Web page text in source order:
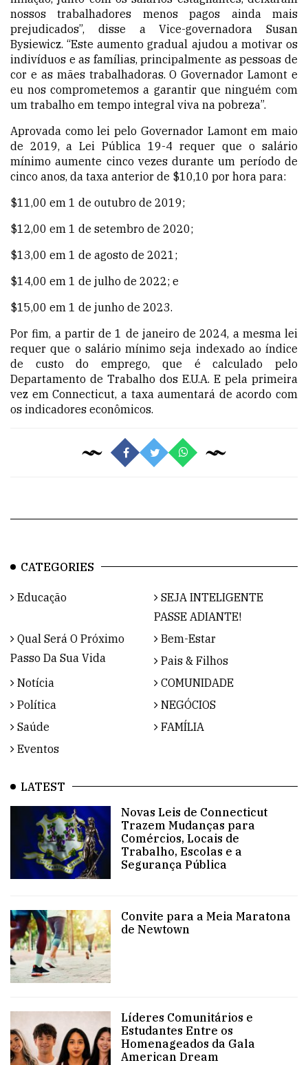
nossos trabalhadores menos pagos ainda mais
prejudicados”, disse a Vice-governadora Susan
Bysiewicz. “Este aumento gradual ajudou a motivar os
indivíduos e as famílias, principalmente as pessoas de
cor e as mães trabalhadoras. O Governador Lamont e
eu nos comprometemos a garantir que ninguém com
um trabalho em tempo integral viva na pobreza”.
Aprovada como lei pelo Governador Lamont em maio
de 2019, a Lei Pública 19-4 requer que o salário
mínimo aumente cinco vezes durante um período de
cinco anos, da taxa anterior de $10,10 por hora para:
$11,00 em 1 de outubro de 2019;
$12,00 em 1 de setembro de 2020;
$13,00 em 1 de agosto de 2021;
$14,00 em 1 de julho de 2022; e
$15,00 em 1 de junho de 2023.
Por fim, a partir de 1 de janeiro de 2024, a mesma lei
requer que o salário mínimo seja indexado ao índice
de custo do emprego, que é calculado pelo
Departamento de Trabalho dos E.U.A. E pela primeira
vez em Connecticut, a taxa aumentará de acordo com
os indicadores econômicos.
CATEGORIES
Educação
SEJA INTELIGENTE
PASSE ADIANTE!
Qual Será O Próximo
Passo Da Sua Vida
Bem-Estar
Pais & Filhos
Notícia
COMUNIDADE
Política
NEGÓCIOS
Saúde
FAMÍLIA
Eventos
LATEST
Novas Leis de Connecticut
Trazem Mudanças para
Comércios, Locais de
Trabalho, Escolas e a
Segurança Pública
Convite para a Meia Maratona
de Newtown
Líderes Comunitários e
Estudantes Entre os
Homenageados da Gala
American Dream